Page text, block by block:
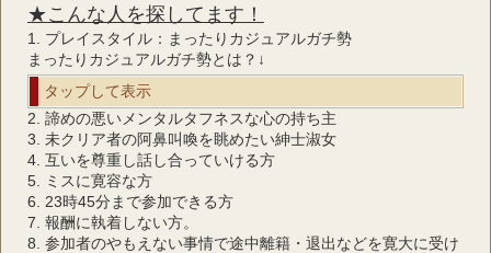
★こんな人を探してます！
1. プレイスタイル：まったりカジュアルガチ勢
まったりカジュアルガチ勢とは？↓
タップして表示
2. 諦めの悪いメンタルタフネスな心の持ち主
3. 未クリア者の阿鼻叫喚を眺めたい紳士淑女
4. 互いを尊重し話し合っていける方
5. ミスに寛容な方
6. 23時45分まで参加できる方
7. 報酬に執着しない方。
8. 参加者のやもえない事情で途中離籍・退出などを寛大に受け